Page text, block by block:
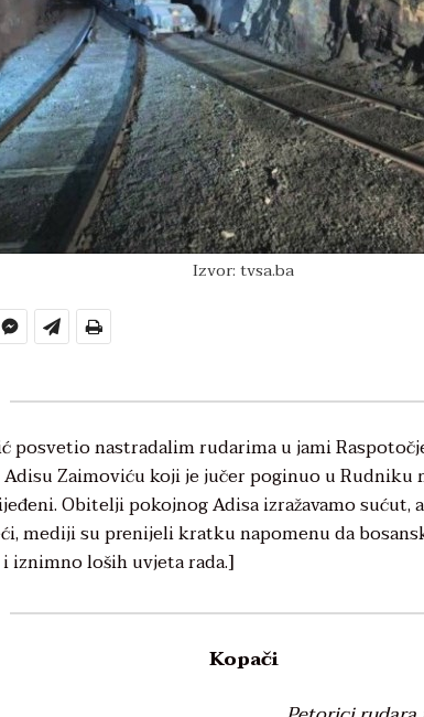
Izvor: tvsa.ba
posvetio nastradalim rudarima u jami
Zaimoviću koji je jučer poginuo u Rudniku
Obitelji pokojnog Adisa izražavamo sućut,
mediji su prenijeli kratku napomenu da
iznimno loših uvjeta rada.]
Kopači